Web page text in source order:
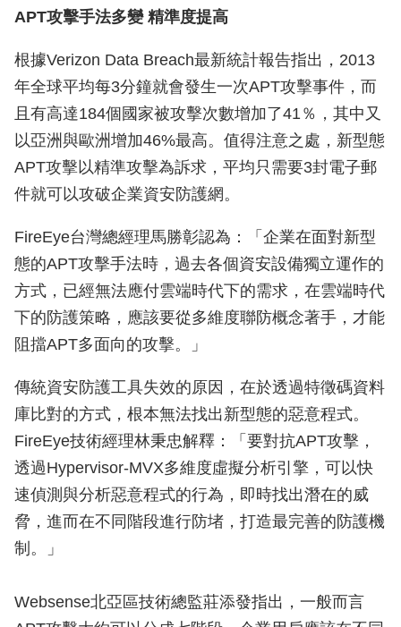
APT攻擊手法多變 精準度提高
根據Verizon Data Breach最新統計報告指出，2013
年全球平均每3分鐘就會發生一次APT攻擊事件，而
且有高達184個國家被攻擊次數增加了41％，其中又
以亞洲與歐洲增加46%最高。值得注意之處，新型態
APT攻擊以精準攻擊為訴求，平均只需要3封電子郵
件就可以攻破企業資安防護網。
FireEye台灣總經理馬勝彰認為：「企業在面對新型
態的APT攻擊手法時，過去各個資安設備獨立運作的
方式，已經無法應付雲端時代下的需求，在雲端時代
下的防護策略，應該要從多維度聯防概念著手，才能
阻擋APT多面向的攻擊。」
傳統資安防護工具失效的原因，在於透過特徵碼資料
庫比對的方式，根本無法找出新型態的惡意程式。
FireEye技術經理林秉忠解釋：「要對抗APT攻擊，
透過Hypervisor-MVX多維度虛擬分析引擎，可以快
速偵測與分析惡意程式的行為，即時找出潛在的威
脅，進而在不同階段進行防堵，打造最完善的防護機
制。」
Websense北亞區技術總監莊添發指出，一般而言